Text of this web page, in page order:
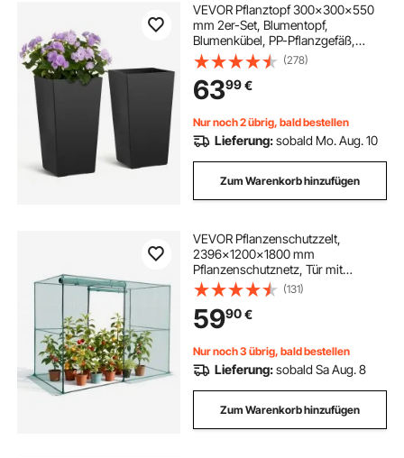
VEVOR Pflanztopf 300x300x550
mm 2er-Set, Blumentopf,
Blumenkübel, PP-Pflanzgefäß,
Planzkübel, Pflanzkasten mit
Innentopf, Geeignet für Zimmer- &
Gartenpflanzen, Schwarz
(278)
6399€
Nur noch 2 übrig, bald bestellen
Lieferung:sobald Mo. Aug. 10
Zum Warenkorb hinzufügen
VEVOR Pflanzenschutzzelt,
2396x1200x1800 mm
Pflanzenschutznetz, Tür mit
Reißverschluss, Pflanzenkäfig für
Hochbeete im Freien, Pflanzennetz
Gewächshaus für Garten, Terrasse
& Rasen
(131)
5990€
Nur noch 3 übrig, bald bestellen
Lieferung:sobald Sa Aug. 8
Zum Warenkorb hinzufügen